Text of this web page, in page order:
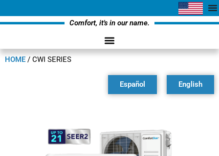
Comfort, it's in our name.
HOME / CWI SERIES
Español English